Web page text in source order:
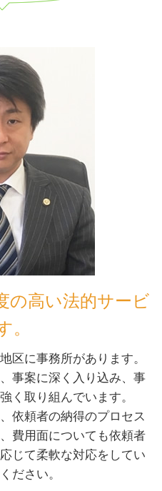
の高い法的サービ
。
区に事務所があります。
事案に深く入り込み、事
く取り組んでいます。
依頼者の納得のプロセス
費用面についても依頼者
じて柔軟な対応をしてい
ださい。